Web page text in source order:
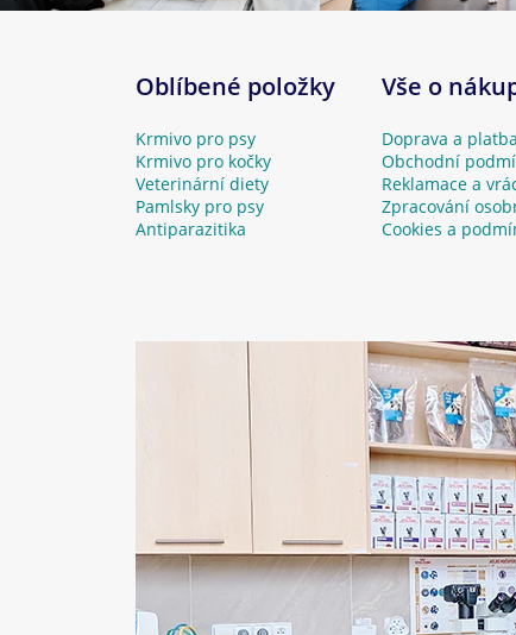
Oblíbené položky
Krmivo pro psy
Krmivo pro kočky
Veterinární diety
Pamlsky pro psy
Antiparazitika
Vše o
Doprava a platba
Obchodní
Reklamace a
Zpracování
Cookies a